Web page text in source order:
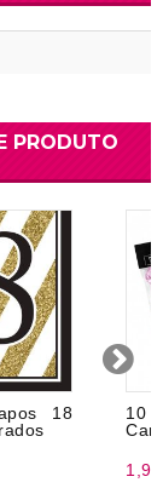
PRODUTO
18
10